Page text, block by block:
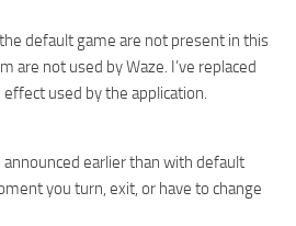
default game are not present in this
are not used by Waze. I’ve replaced
used by the application.
earlier than with default
you turn, exit, or have to change